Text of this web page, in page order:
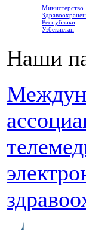
Министерство
Республики
Узбекистан
Наши